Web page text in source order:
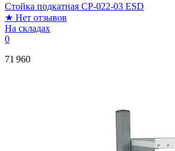
Стойка подкатная CP-022-03 ESD
★ Нет отзывов
На складах
0
71 960